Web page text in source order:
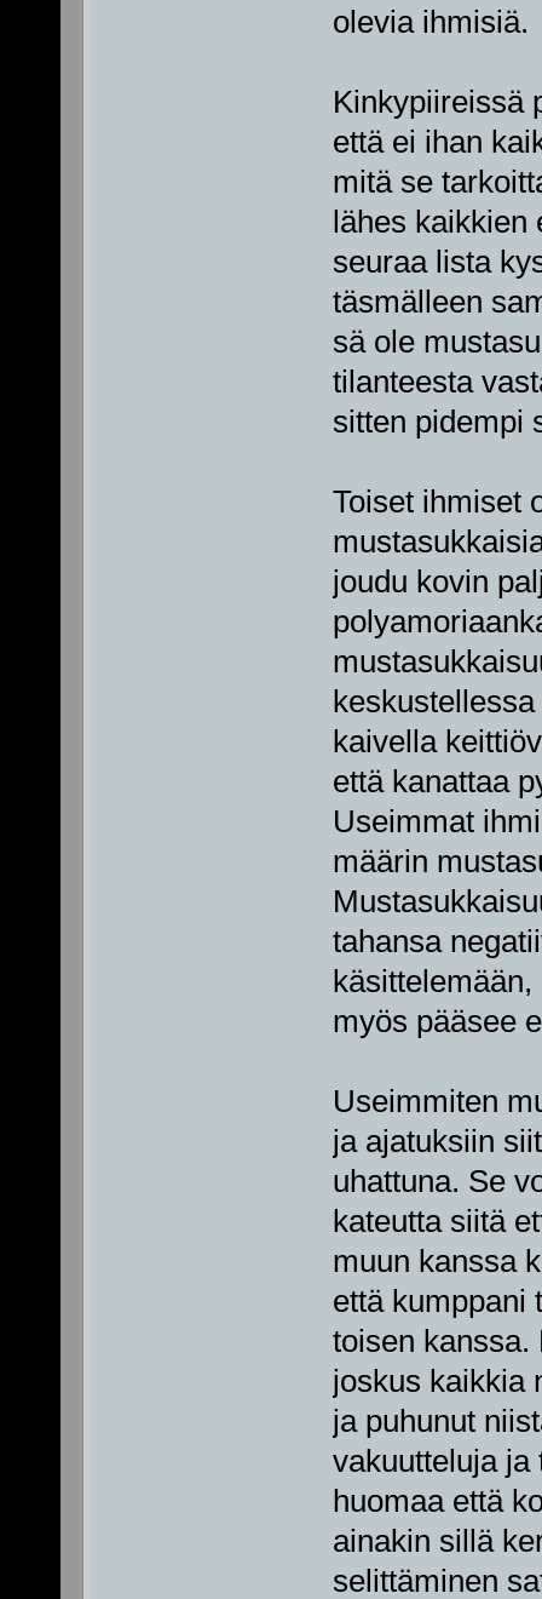
olevia ihmisiä.
Kinkypiireissä
että ei ihan
mitä se
lähes
seuraa lista
täsmälleen
sä ole
tilanteesta
sitten pidempi
Toiset ihmiset
joudu kovin
kaivella
että kanattaa
Useimmat
määrin
tahansa
myös pääsee
Useimmiten
ja ajatuksiin
uhattuna. Se
kateutta siitä
muun kanssa
että kumppani
toisen kanssa.
joskus kaikkia
ja puhunut
vakuutteluja ja
huomaa että
ainakin sillä
selittäminen